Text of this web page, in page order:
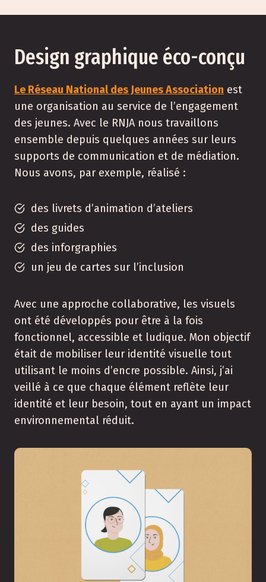
Design graphique éco-conçu
Le Réseau National des Jeunes Association est
une organisation au service de l’engagement
des jeunes. Avec le RNJA nous travaillons
ensemble depuis quelques années sur leurs
supports de communication et de médiation.
Nous avons, par exemple, réalisé :
des livrets d’animation d’ateliers
des guides
des inforgraphies
un jeu de cartes sur l’inclusion
Avec une approche collaborative, les visuels
ont été développés pour être à la fois
fonctionnel, accessible et ludique. Mon objectif
était de mobiliser leur identité visuelle tout
utilisant le moins d’encre possible. Ainsi, j’ai
veillé à ce que chaque élément reflète leur
identité et leur besoin, tout en ayant un impact
environnemental réduit.